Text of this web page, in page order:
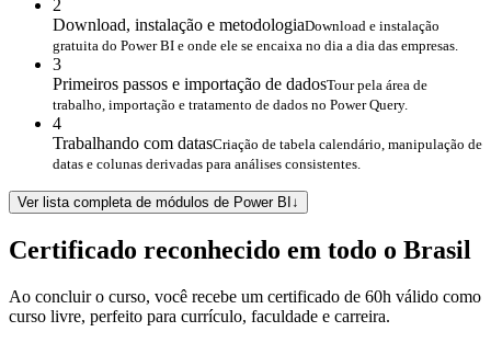
2
Download, instalação e metodologiaDownload e instalação
gratuita do Power BI e onde ele se encaixa no dia a dia das empresas.
3
Primeiros passos e importação de dadosTour pela área de
trabalho, importação e tratamento de dados no Power Query.
4
Trabalhando com datasCriação de tabela calendário, manipulação de
datas e colunas derivadas para análises consistentes.
Ver lista completa de módulos de Power BI ↓
Certificado reconhecido em todo o Brasil
Ao concluir o curso, você recebe um certificado de 60h válido como
curso livre, perfeito para currículo, faculdade e carreira.